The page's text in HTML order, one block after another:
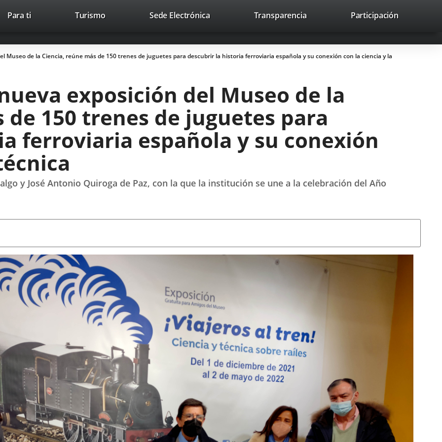
Trabaja con nosotros Contacto avaHeaderSocial
Enlace
una
aplicación
Enlace
una
aplicación
Enlace
una
aplicación
Buscar
Para ti TurismoEste
abrirá
en
nueva.
Sede ElectrónicaEnlace
aplicación
externa.
Transparencia Participación
Museo de la Ciencia, reúne más de 150 trenes de juguetes para descubrir la historia ferroviaria española y su conexión con la ciencia y la
nueva exposición del Museo de la
de 150 trenes de juguetes para
ferroviaria española y su conexión
y José Antonio Quiroga de Paz, con la que la institución se une a la celebración del Año